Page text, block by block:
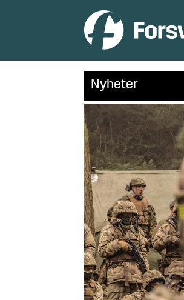
Nyheter